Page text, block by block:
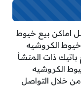
اماكن بيع خيوط
الكروشيه
ذات المنشأ
الكروشيه
خلال التواصل